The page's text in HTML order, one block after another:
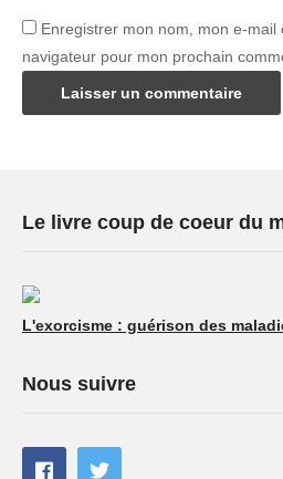
Enregistrer mon nom, mon e-mail
navigateur pour mon prochain
Le livre coup de coeur du
L'exorcisme : guérison des
Nous suivre